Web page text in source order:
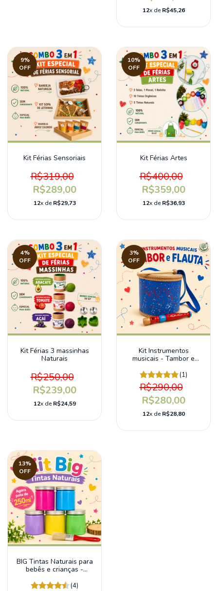
12x deR$45,26
9%
OFF
Kit Férias Sensoriais
R$319,00
R$289,00
12x deR$29,73
10%
OFF
Kit Férias Artes
R$400,00
R$359,00
12x deR$36,93
4%
OFF
Kit Férias 3 massinhas
Naturais
R$250,00
R$239,00
12x deR$24,59
3%
OFF
Kit Instrumentos
musicais - Tambor e
crianças (1)
R$290,00
R$280,00
12x deR$28,80
13%
OFF
BIG Tintas Naturais para
bebês e crianças -
(4)